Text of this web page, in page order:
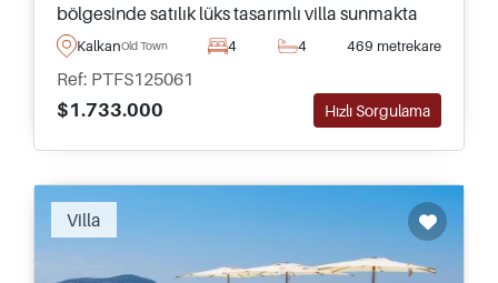
bölgesinde satılık lüks tasarımlı villa sunmakta
olup, bölgedeki en iyi tercihlerimizden biri olarak
KalkanOld Town 4 4 469 metrekare
Ref: PTFS125061
$1.733.000
Hızlı Sorgulama
Villa